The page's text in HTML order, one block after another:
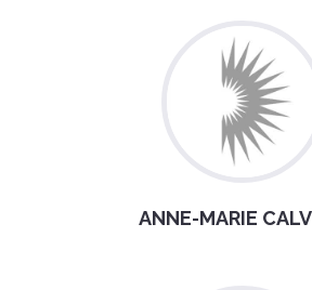
ANNE-MARIE